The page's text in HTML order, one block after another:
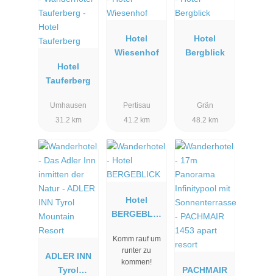
Hotel
Tauferberg
Umhausen
31.2 km
Hotel
Wiesenhof
Pertisau
41.2 km
Hotel
Bergblick
Grän
48.2 km
ADLER INN
Tyrol
Hotel
BERGEBLIC
Komm rauf um
runter zu
kommen!
PACHMAIR